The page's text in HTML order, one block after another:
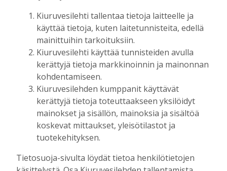
Tilaajille
Toimitus 17.7.2026 08:00
Uusi kanttori: “Musiikki- ja
kuorotoiminta liittyvät seurakuntatyöhön
– julistukseen”
Tilaajille
Toimitus 11.7.2026 12:00
Fehmin juttusilla on käynyt tänä vuonna
jo noin 50 tammaa – miksi hyvää
siitosoria ei kuitenkaan hyväksytty
Tilaajille
Kiuruvesilehti tallentaa tietoja laitteelle ja
käyttää tietoja, kuten laitetunnisteita, edellä
mainittuihin tarkoituksiin.
Kiuruvesilehti käyttää tunnisteiden avulla
kerättyjä tietoja markkinoinnin ja mainonnan
kohdentamiseen.
Kiuruvesilehden kumppanit käyttävät
kerättyjä tietoja toteuttaakseen yksilöidyt
mainokset ja sisällön, mainoksia ja sisältöä
koskevat mittaukset, yleisötilastot ja
tuotekehityksen.
Tietosuoja-sivulta löydät tietoa henkilötietojen